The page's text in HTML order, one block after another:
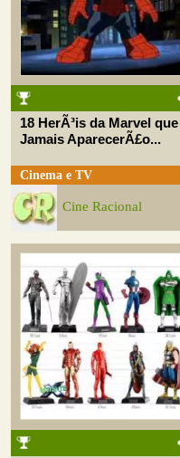
18 HerÃ³is da Marvel que
Jamais AparecerÃ£o...
Cinema e TV
Cine Racional